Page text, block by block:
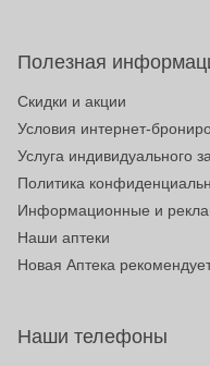
Полезная
Скидки и акции
Условия интернет-
Услуга индивидуального
Политика
Информационные и
Наши аптеки
Новая Аптека
Наши телефоны